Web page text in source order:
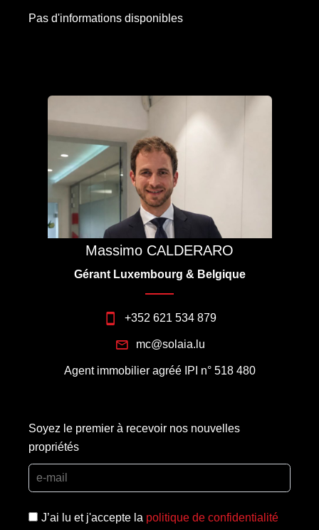
Pas d'informations disponibles
Massimo CALDERARO
Gérant Luxembourg & Belgique
+352 621 534 879
mc@solaia.lu
Agent immobilier agréé IPI n° 518 480
Soyez le premier à recevoir nos nouvelles
propriétés
J’ai lu et j'accepte la politique de confidentialité